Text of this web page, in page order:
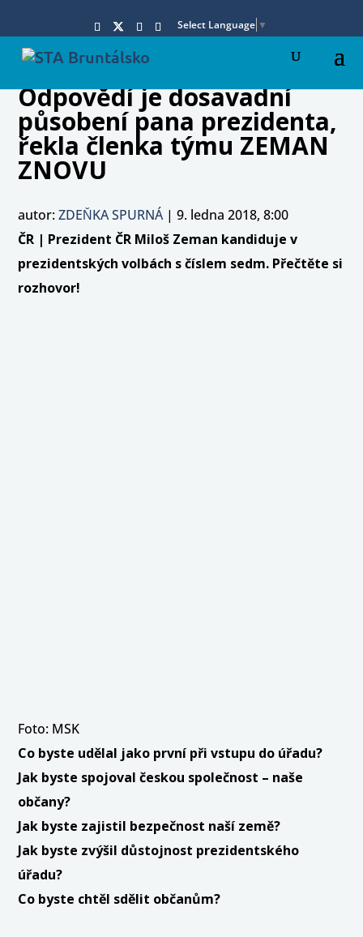
Select Language ▼
Odpovědí je dosavadní
působení pana prezidenta,
řekla členka týmu ZEMAN
ZNOVU
autor:ZDEŇKA SPURNÁ|9. ledna 2018, 8:00
ČR | Prezident ČR Miloš Zeman kandiduje v
prezidentských volbách s číslem sedm. Přečtěte si
rozhovor!
Foto: MSK
Co byste udělal jako první při vstupu do úřadu?
Jak byste spojoval českou společnost – naše
občany?
Jak byste zajistil bezpečnost naší země?
Jak byste zvýšil důstojnost prezidentského
úřadu?
Co byste chtěl sdělit občanům?